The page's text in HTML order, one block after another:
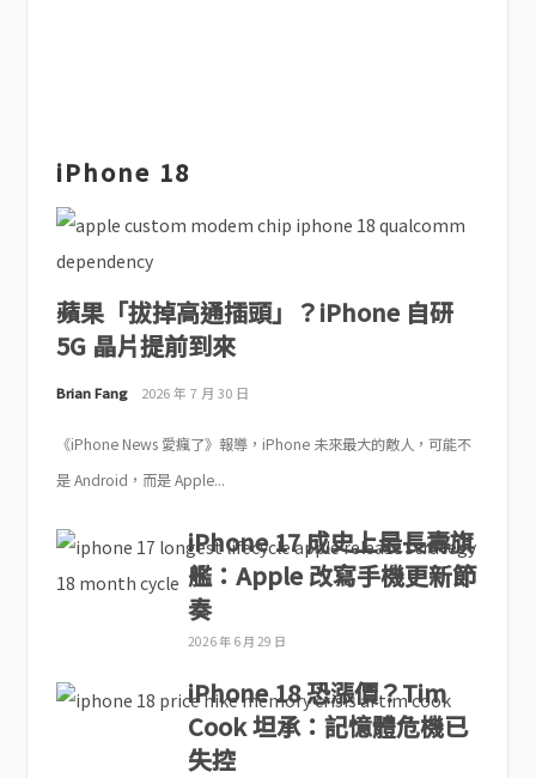
iPhone 18
蘋果「拔掉高通插頭」？iPhone 自研
5G 晶片提前到來
Brian Fang 2026 年 7 月 30 日
《iPhone News 愛瘋了》報導，iPhone 未來最大的敵人，可能不
是 Android，而是 Apple...
iPhone 17 成史上最長壽旗
艦：Apple 改寫手機更新節
奏
2026 年 6 月 29 日
iPhone 18 恐漲價？Tim
Cook 坦承：記憶體危機已
失控